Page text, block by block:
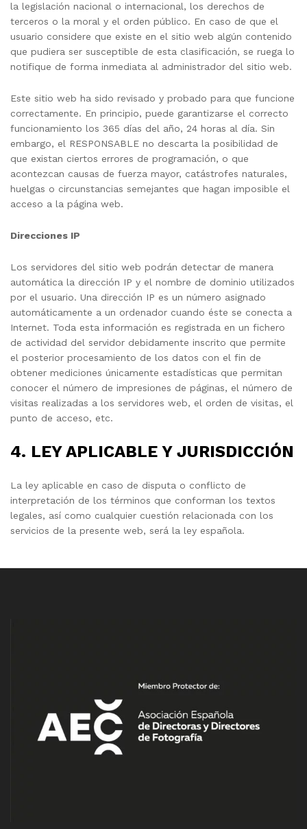
la legislación nacional o internacional, los derechos de
terceros o la moral y el orden público. En caso de que el
usuario considere que existe en el sitio web algún contenido
que pudiera ser susceptible de esta clasificación, se ruega lo
notifique de forma inmediata al administrador del sitio web.
Este sitio web ha sido revisado y probado para que funcione
correctamente. En principio, puede garantizarse el correcto
funcionamiento los 365 días del año, 24 horas al día. Sin
embargo, el RESPONSABLE no descarta la posibilidad de
que existan ciertos errores de programación, o que
acontezcan causas de fuerza mayor, catástrofes naturales,
huelgas o circunstancias semejantes que hagan imposible el
acceso a la página web.
Direcciones IP
Los servidores del sitio web podrán detectar de manera
automática la dirección IP y el nombre de dominio utilizados
por el usuario. Una dirección IP es un número asignado
automáticamente a un ordenador cuando éste se conecta a
Internet. Toda esta información es registrada en un fichero
de actividad del servidor debidamente inscrito que permite
el posterior procesamiento de los datos con el fin de
obtener mediciones únicamente estadísticas que permitan
conocer el número de impresiones de páginas, el número de
visitas realizadas a los servidores web, el orden de visitas, el
punto de acceso, etc.
4. LEY APLICABLE Y JURISDICCIÓN
La ley aplicable en caso de disputa o conflicto de
interpretación de los términos que conforman los textos
legales, así como cualquier cuestión relacionada con los
servicios de la presente web, será la ley española.